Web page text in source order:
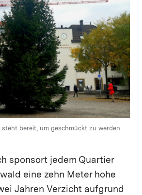
steht bereit, um geschmückt zu werden.
sponsort jedem Quartier
eine zehn Meter hohe
Jahren Verzicht aufgrund